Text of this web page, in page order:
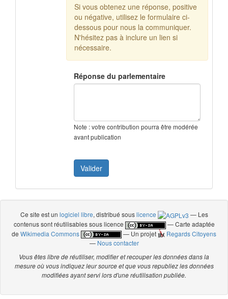
Si vous obtenez une réponse, positive
ou négative, utilisez le formulaire ci-
dessous pour nous la communiquer.
N'hésitez pas à inclure un lien si
nécessaire.
Réponse du parlementaire
Note : votre contribution pourra être modérée
avant publication
Ce site est un logiciel libre, distribué souslicence
— Les
contenus sont réutilisables sous licence
— Carte adaptée
deWikimedia Commons — Un projet
Regards Citoyens
— Nous contacter
Vous êtes libre de réutiliser, modifier et recouper les données dans la
mesure où vous indiquez leur source et que vous republiez les données
modifiées ayant servi lors d'une réutilisation publiée.